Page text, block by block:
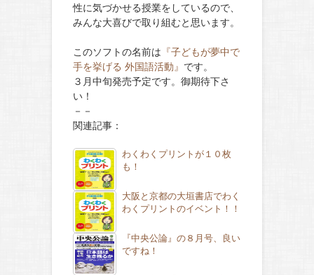
性に気づかせる授業をしているので、
みんな大喜びで取り組むと思います。
このソフトの名前は 『子どもが夢中で
手を挙げる 外国語活動』 です。
３月中旬発売予定です。御期待下さ
い！
－－
関連記事：
わくわくプリントが１０枚
も！
大阪と京都の大垣書店でわく
わくプリントのイベント！！
『中央公論』の８月号、良い
ですね！